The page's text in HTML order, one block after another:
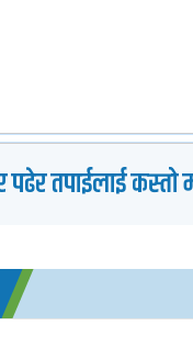
पढेर तपाईलाई